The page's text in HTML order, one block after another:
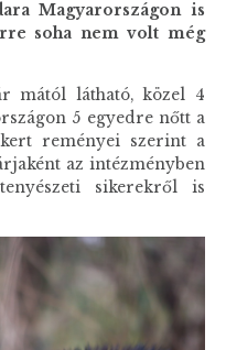
Magyarországon is
soha nem volt még
mától látható, közel 4
5 egyedre nőtt a
reményei szerint a
az intézményben
sikerekről is